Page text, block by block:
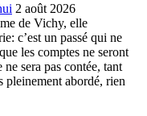
2 août 2026
de Vichy, elle
c’est un passé qui ne
les comptes ne seront
sera pas contée, tant
pleinement abordé, rien